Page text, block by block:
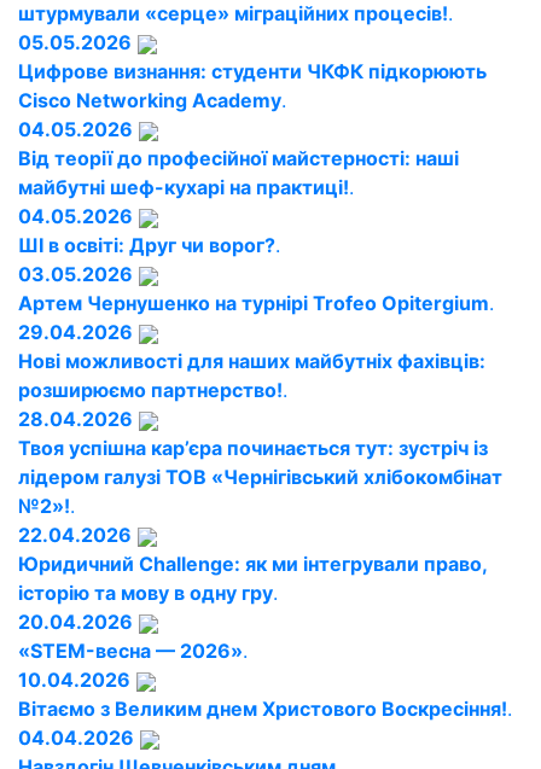
штурмували «серце» міграційних процесів!.
05.05.2026
Цифрове визнання: студенти ЧКФК підкорюють
Cisco Networking Academy.
04.05.2026
Від теорії до професійної майстерності: наші
майбутні шеф-кухарі на практиці!.
04.05.2026
ШІ в освіті: Друг чи ворог?.
03.05.2026
Артем Чернушенко на турнірі Trofeo Opitergium.
29.04.2026
Нові можливості для наших майбутніх фахівців:
розширюємо партнерство!.
28.04.2026
Твоя успішна кар’єра починається тут: зустріч із
лідером галузі ТОВ «Чернігівський хлібокомбінат
№2»!.
22.04.2026
Юридичний Challenge: як ми інтегрували право,
історію та мову в одну гру.
20.04.2026
«STEM-весна — 2026».
10.04.2026
Вітаємо з Великим днем Христового Воскресіння!.
04.04.2026